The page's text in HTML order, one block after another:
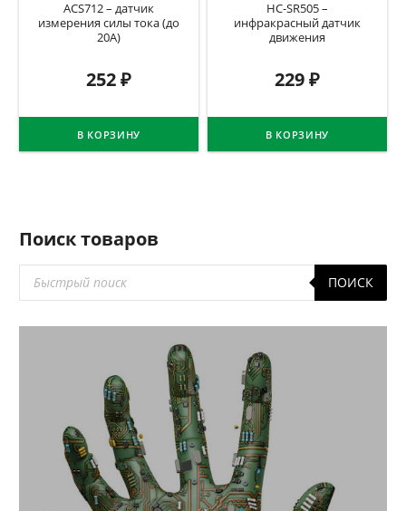
ACS712 – датчик
измерения силы тока (до
20А)
252₽
В КОРЗИНУ
HC-SR505 –
инфракрасный датчик
движения
229₽
В КОРЗИНУ
Поиск товаров
товаров
ПОИСК